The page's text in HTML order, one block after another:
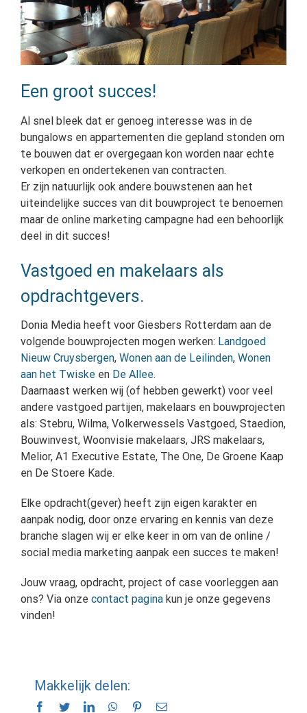
Een groot succes!
Al snel bleek dat er genoeg interesse was in de
bungalows en appartementen die gepland stonden om
te bouwen dat er overgegaan kon worden naar echte
verkopen en ondertekenen van contracten.
Er zijn natuurlijk ook andere bouwstenen aan het
uiteindelijke succes van dit bouwproject te benoemen
maar de online marketing campagne had een behoorlijk
deel in dit succes!
Vastgoed en makelaars als
opdrachtgevers.
Donia Media heeft voor Giesbers Rotterdam aan de
volgende bouwprojecten mogen werken: Landgoed
Nieuw Cruysbergen, Wonen aan de Leilinden, Wonen
aan het Twiske en De Allee.
Daarnaast werken wij (of hebben gewerkt) voor veel
andere vastgoed partijen, makelaars en bouwprojecten
als: Stebru, Wilma, Volkerwessels Vastgoed, Staedion,
Bouwinvest, Woonvisie makelaars, JRS makelaars,
Melior, A1 Executive Estate, The One, De Groene Kaap
en De Stoere Kade.
Elke opdracht(gever) heeft zijn eigen karakter en
aanpak nodig, door onze ervaring en kennis van deze
branche slagen wij er elke keer in om van de online /
social media marketing aanpak een succes te maken!
Jouw vraag, opdracht, project of case voorleggen aan
ons? Via onze contact pagina kun je onze gegevens
vinden!
Makkelijk delen:
Facebook
TwitterLinkedInWhatsApp
Pinterest
E-